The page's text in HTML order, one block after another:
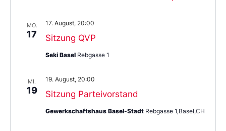
MO.
17 Sitzung QVP
17. August, 20:00
Seki Basel Rebgasse 1
MI.
19 Sitzung Parteivorstand
19. August, 20:00
Gewerkschaftshaus Basel-Stadt Rebgasse 1,Basel,CH